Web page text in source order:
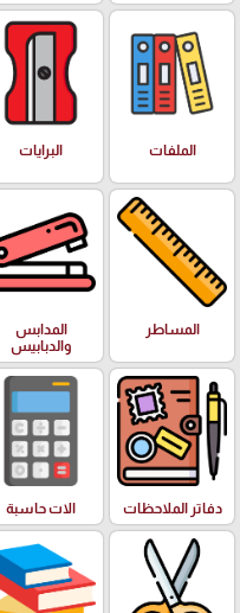
الملفات البرايات
المساطر
المدابس
والدبابيس
دفاتر الملاحظات الات حاسبة